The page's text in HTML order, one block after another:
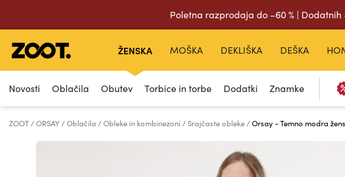
Poletna razprodaja do –60 % | Dodatnih
ŽENSKA
Novosti Oblačila Obutev Torbice in torbe Dodatki Znamke
MOŠKA DEKLIŠKA DEŠKA
ZOOT ORSAY Oblačila Obleke in kombinezoni Srajčaste obleke Orsay - Temno modra